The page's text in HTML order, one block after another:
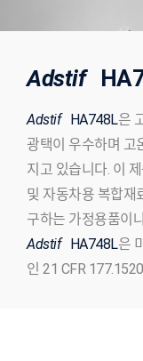
Adstif
AdstifHA748L은
광택이 우수하며 고
지고 있습니다. 이
및 자동차용 복합재
구하는 가정용품이
AdstifHA748L은
인 21 CFR